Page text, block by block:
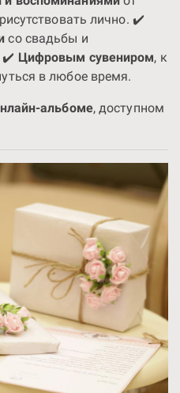
лично. ✔️
со свадьбы и
✔️ Цифровым сувениром, к
в любое время.
альбоме, доступном